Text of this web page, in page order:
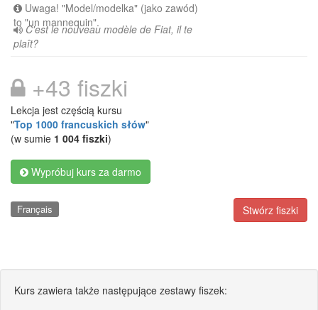
Uwaga! "Model/modelka" (jako zawód)
to "un mannequin".
C'est le nouveau modèle de Fiat, il te
plaît?
+43 fiszki
Lekcja jest częścią kursu
"Top 1000 francuskich słów"
(w sumie 1 004 fiszki)
Wypróbuj kurs za darmo
Stwórz fiszki
Français
Kurs zawiera także następujące zestawy fiszek: